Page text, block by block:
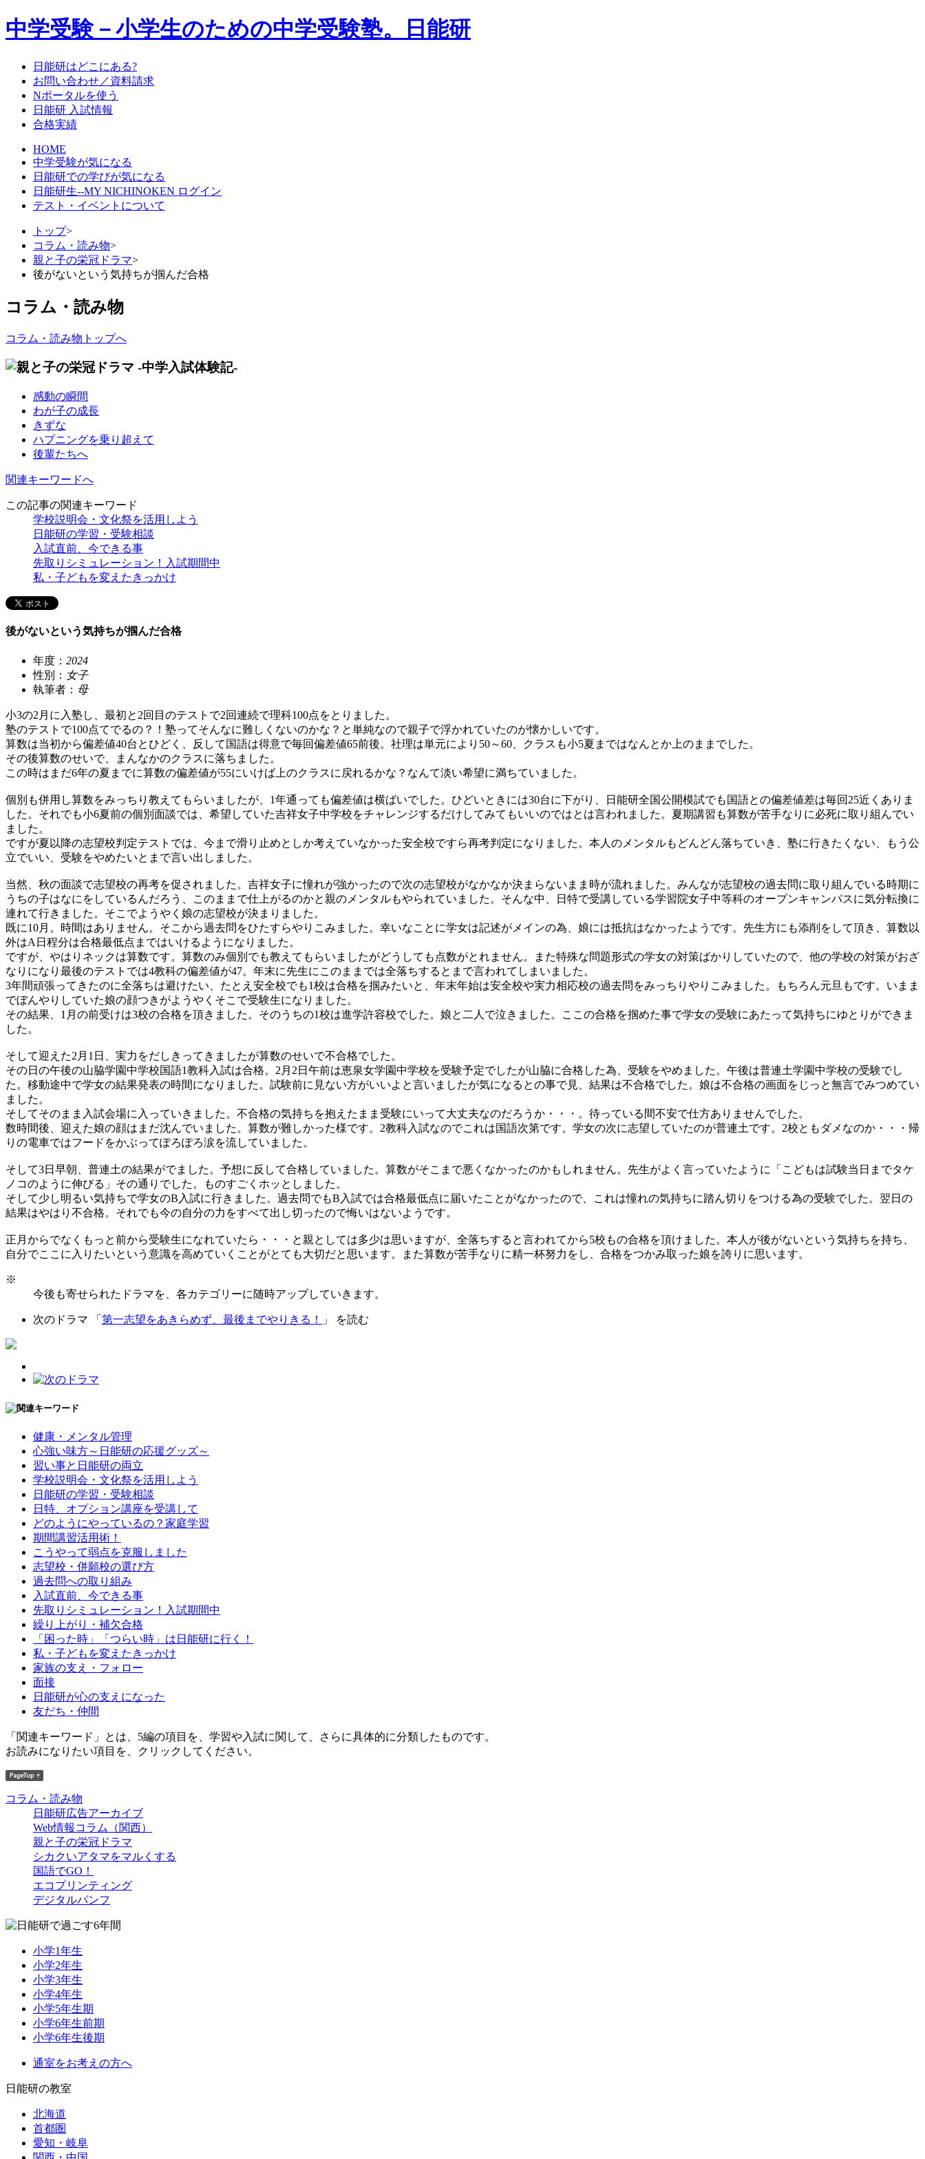
中学受験－小学生のための中学受験塾。日能研
日能研はどこにある?
お問い合わせ／資料請求
Nポータルを使う
日能研 入試情報
合格実績
HOME
中学受験が気になる
日能研での学びが気になる
日能研生--MY NICHINOKEN ログイン
テスト・イベントについて
トップ>
コラム・読み物>
親と子の栄冠ドラマ>
後がないという気持ちが掴んだ合格
コラム・読み物
コラム・読み物トップへ
感動の瞬間
わが子の成長
きずな
ハプニングを乗り超えて
後輩たちへ
関連キーワードへ
この記事の関連キーワード
学校説明会・文化祭を活用しよう
日能研の学習・受験相談
入試直前、今できる事
先取りシミュレーション！入試期間中
私・子どもを変えたきっかけ
後がないという気持ちが掴んだ合格
年度： 2024
性別： 女子
執筆者： 母
小3の2月に入塾し、最初と2回目のテストで2回連続で理科100点をとりました。
塾のテストで100点てでるの？！塾ってそんなに難しくないのかな？と単純なので親子で浮かれていたのが懐かしいです。
算数は当初から偏差値40台とひどく、反して国語は得意で毎回偏差値65前後。社理は単元により50～60、クラスも小5夏まではなんとか上のままでした。
その後算数のせいで、まんなかのクラスに落ちました。
この時はまだ6年の夏までに算数の偏差値が55にいけば上のクラスに戻れるかな？なんて淡い希望に満ちていました。
個別も併用し算数をみっちり教えてもらいましたが、1年通っても偏差値は横ばいでした。ひどいときには30台に下がり、日能研全国公開模試でも国語との偏差値差は毎回25近くありま
した。それでも小6夏前の個別面談では、希望していた吉祥女子中学校をチャレンジするだけしてみてもいいのではとは言われました。夏期講習も算数が苦手なりに必死に取り組んでい
ました。
ですが夏以降の志望校判定テストでは、今まで滑り止めとしか考えていなかった安全校ですら再考判定になりました。本人のメンタルもどんどん落ちていき、塾に行きたくない、もう公
立でいい、受験をやめたいとまで言い出しました。
当然、秋の面談で志望校の再考を促されました。吉祥女子に憧れが強かったので次の志望校がなかなか決まらないまま時が流れました。みんなが志望校の過去問に取り組んでいる時期に
うちの子はなにをしているんだろう、このままで仕上がるのかと親のメンタルもやられていました。そんな中、日特で受講している学習院女子中等科のオープンキャンパスに気分転換に
連れて行きました。そこでようやく娘の志望校が決まりました。
既に10月。時間はありません。そこから過去問をひたすらやりこみました。幸いなことに学女は記述がメインの為、娘には抵抗はなかったようです。先生方にも添削をして頂き、算数以
外はA日程分は合格最低点まではいけるようになりました。
ですが、やはりネックは算数です。算数のみ個別でも教えてもらいましたがどうしても点数がとれません。また特殊な問題形式の学女の対策ばかりしていたので、他の学校の対策がおざ
なりになり最後のテストでは4教科の偏差値が47。年末に先生にこのままでは全落ちするとまで言われてしまいました。
3年間頑張ってきたのに全落ちは避けたい、たとえ安全校でも1校は合格を掴みたいと、年末年始は安全校や実力相応校の過去問をみっちりやりこみました。もちろん元旦もです。いまま
でぼんやりしていた娘の顔つきがようやくそこで受験生になりました。
その結果、1月の前受けは3校の合格を頂きました。そのうちの1校は進学許容校でした。娘と二人で泣きました。ここの合格を掴めた事で学女の受験にあたって気持ちにゆとりができま
した。
そして迎えた2月1日、実力をだしきってきましたが算数のせいで不合格でした。
その日の午後の山脇学園中学校国語1教科入試は合格。2月2日午前は恵泉女学園中学校を受験予定でしたが山脇に合格した為、受験をやめました。午後は普連土学園中学校の受験でし
た。移動途中で学女の結果発表の時間になりました。試験前に見ない方がいいよと言いましたが気になるとの事で見、結果は不合格でした。娘は不合格の画面をじっと無言でみつめてい
ました。
そしてそのまま入試会場に入っていきました。不合格の気持ちを抱えたまま受験にいって大丈夫なのだろうか・・・。待っている間不安で仕方ありませんでした。
数時間後、迎えた娘の顔はまだ沈んでいました。算数が難しかった様です。2教科入試なのでこれは国語次第です。学女の次に志望していたのが普連土です。2校ともダメなのか・・・帰
りの電車ではフードをかぶってぽろぽろ涙を流していました。
そして3日早朝、普連土の結果がでました。予想に反して合格していました。算数がそこまで悪くなかったのかもしれません。先生がよく言っていたように「こどもは試験当日までタケ
ノコのように伸びる」その通りでした。ものすごくホッとしました。
そして少し明るい気持ちで学女のB入試に行きました。過去問でもB入試では合格最低点に届いたことがなかったので、これは憧れの気持ちに踏ん切りをつける為の受験でした。翌日の
結果はやはり不合格。それでも今の自分の力をすべて出し切ったので悔いはないようです。
正月からでなくもっと前から受験生になれていたら・・・と親としては多少は思いますが、全落ちすると言われてから5校もの合格を頂けました。本人が後がないという気持ちを持ち、
自分でここに入りたいという意識を高めていくことがとても大切だと思います。また算数が苦手なりに精一杯努力をし、合格をつかみ取った娘を誇りに思います。
※
今後も寄せられたドラマを、各カテゴリーに随時アップしていきます。
次のドラマ 「 第一志望をあきらめず、最後までやりきる！ 」 を読む
健康・メンタル管理
心強い味方～日能研の応援グッズ～
習い事と日能研の両立
学校説明会・文化祭を活用しよう
日能研の学習・受験相談
日特、オプション講座を受講して
どのようにやっているの？家庭学習
期間講習活用術！
こうやって弱点を克服しました
志望校・併願校の選び方
過去問への取り組み
入試直前、今できる事
先取りシミュレーション！入試期間中
繰り上がり・補欠合格
「困った時」「つらい時」は日能研に行く！
私・子どもを変えたきっかけ
家族の支え・フォロー
面接
日能研が心の支えになった
友だち・仲間
「関連キーワード」とは、5編の項目を、学習や入試に関して、さらに具体的に分類したものです。
お読みになりたい項目を、クリックしてください。
コラム・読み物
日能研広告アーカイブ
Web情報コラム（関西）
親と子の栄冠ドラマ
シカクいアタマをマルくする
国語でGO！
エコプリンティング
デジタルパンフ
小学1年生
小学2年生
小学3年生
小学4年生
小学5年生期
小学6年生前期
小学6年生後期
通室をお考えの方へ
日能研の教室
北海道
首都圏
愛知・岐阜